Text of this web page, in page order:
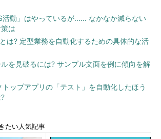
活動」はやっているが...... なかなか減らない
は
は? 定型業務を自動化するための具体的な活
を見破るには? サンプル文面を例に傾向を解
ップアプリの「テスト」を自動化したほう
たい人気記事